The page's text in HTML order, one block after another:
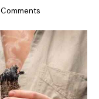
Comments